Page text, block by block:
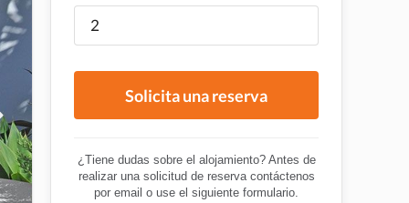
Solicita una reserva
¿Tiene dudas sobre el alojamiento? Antes de
realizar una solicitud de reserva contáctenos
por email o use el siguiente formulario.